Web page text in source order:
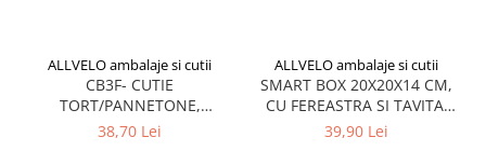
TAVITE PENTRU PRAJITURI SI
TORTURI
ALLVELO ambalaje si cutii
CB3F- CUTIE
TORT/PANNETONE,
23X23X15 CM, SET 5 BUC
38,70 Lei
ALLVELO ambalaje si cutii
SMART BOX 20X20X14 CM,
CU FEREASTRA SI TAVITA,
COD SB6F- ALB, SET 5 BUC
39,90 Lei